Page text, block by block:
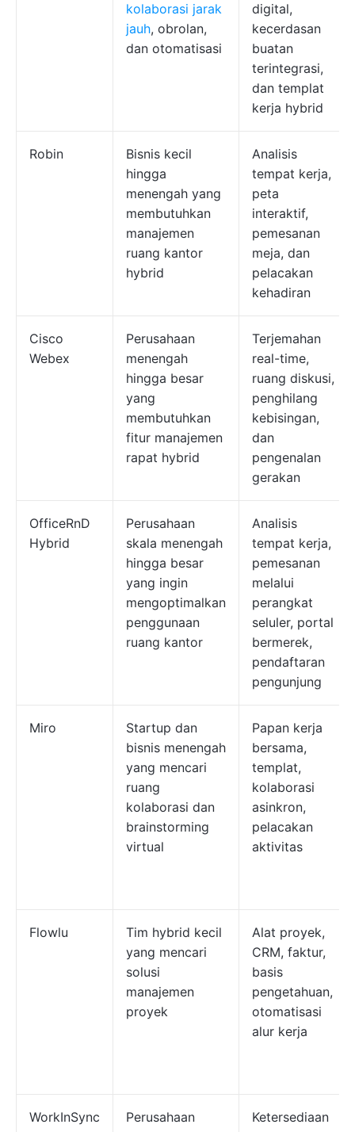
kolaborasi jarak
jauh, obrolan,
dan otomatisasi
digital,
kecerdasan
buatan
terintegrasi,
dan templat
kerja hybrid
Robin
Bisnis kecil
hingga
menengah yang
membutuhkan
manajemen
ruang kantor
hybrid
Analisis
tempat kerja,
peta
interaktif,
pemesanan
meja, dan
pelacakan
kehadiran
Cisco
Webex
Perusahaan
menengah
hingga besar
yang
membutuhkan
fitur manajemen
rapat hybrid
Terjemahan
real-time,
ruang diskusi,
penghilang
kebisingan,
dan
pengenalan
gerakan
OfficeRnD
Hybrid
Perusahaan
skala menengah
hingga besar
yang ingin
mengoptimalkan
penggunaan
ruang kantor
Analisis
tempat kerja,
pemesanan
melalui
perangkat
seluler, portal
bermerek,
pendaftaran
pengunjung
Miro
Startup dan
bisnis menengah
yang mencari
ruang
kolaborasi dan
brainstorming
virtual
Papan kerja
bersama,
templat,
kolaborasi
asinkron,
pelacakan
aktivitas
Flowlu
Tim hybrid kecil
yang mencari
solusi
manajemen
proyek
Alat proyek,
CRM, faktur,
basis
pengetahuan,
otomatisasi
alur kerja
WorkInSync
Perusahaan
Ketersediaan